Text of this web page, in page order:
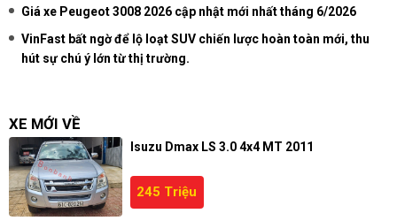
Giá xe Peugeot 3008 2026 cập nhật mới nhất tháng 6/2026
VinFast bất ngờ để lộ loạt SUV chiến lược hoàn toàn mới, thu
hút sự chú ý lớn từ thị trường.
XE MỚI VỀ
Isuzu Dmax LS 3.0 4x4 MT 2011
245 Triệu